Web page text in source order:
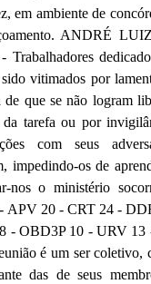
em ambiente de
ANDRÉ
Trabalhadores
vitimados por
que se não logram
da tarefa ou por
com seus
impedindo-os de
o ministério
APV 20 - CRT 24 -
- OBD3P 10 - URV 13
é um ser coletivo,
das de seus